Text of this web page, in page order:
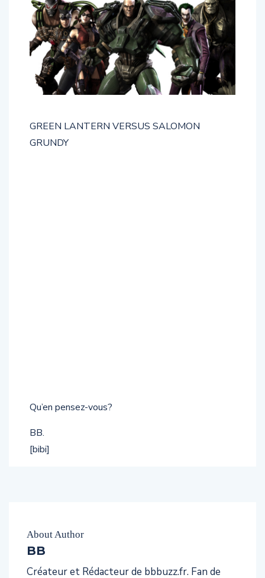
GREEN LANTERN VERSUS SALOMON
GRUNDY
Qu’en pensez-vous?
BB.
[bibi]
About Author
BB
Créateur et Rédacteur de bbbuzz.fr. Fan de